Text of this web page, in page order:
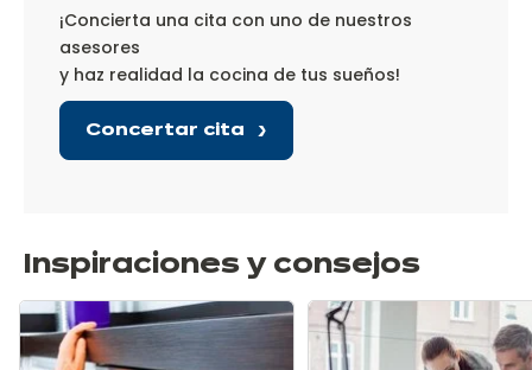
¡Concierta una cita con uno de nuestros
asesores
y haz realidad la cocina de tus sueños!
Concertar cita
Inspiraciones y consejos